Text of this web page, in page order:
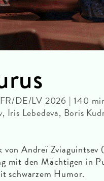
DE/LV 2026 | 140
Lebedeva, Boris
von Andreï Zviaguintsev
mit den Mächtigen in
schwarzem Humor.